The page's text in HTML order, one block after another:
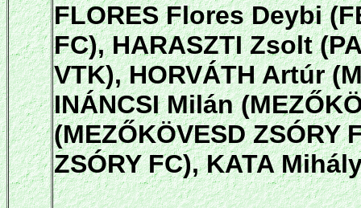
FLORES Flores Deybi
FC), HARASZTI Zsolt
VTK), HORVÁTH Artúr
INÁNCSI Milán
(MEZŐKÖVESD ZSÓRY
ZSÓRY FC), KATA